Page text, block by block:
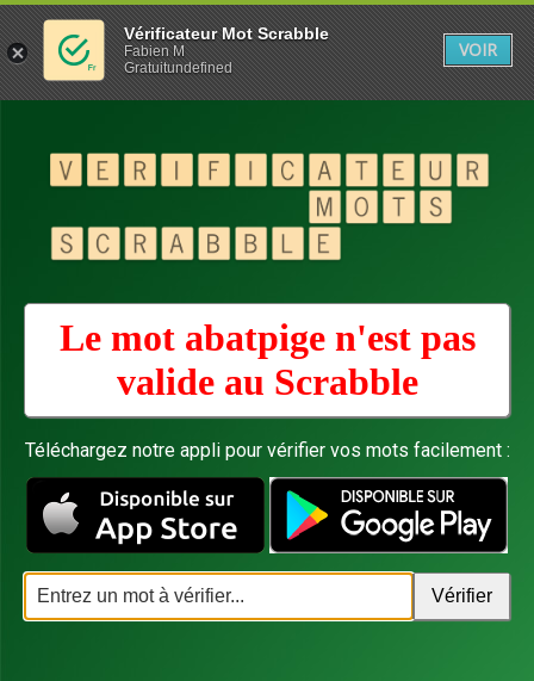
Le mot abatpige n'est pas
valide au Scrabble
Téléchargez notre appli pour vérifier vos mots facilement :
Vérificateur Mot Scrabble
Fabien M
Gratuitundefined
VOIR